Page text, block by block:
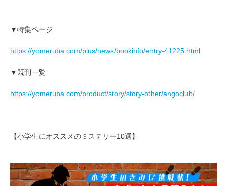
▼特集ページ
https://yomeruba.com/plus/news/bookinfo/entry-41225.html
▼既刊一覧
https://yomeruba.com/product/story/story-other/angoclub/
【小学生にオススメのミステリー10選】